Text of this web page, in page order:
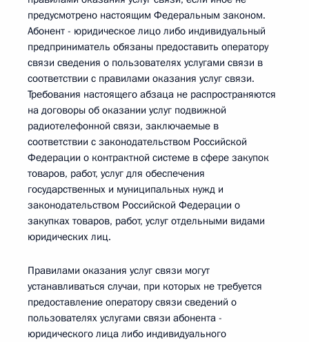
предусмотрено настоящим Федеральным законом.
Абонент - юридическое лицо либо индивидуальный
предприниматель обязаны предоставить оператору
связи сведения о пользователях услугами связи в
соответствии с правилами оказания услуг связи.
Требования настоящего абзаца не распространяются
на договоры об оказании услуг подвижной
радиотелефонной связи, заключаемые в
соответствии с законодательством Российской
Федерации о контрактной системе в сфере закупок
товаров, работ, услуг для обеспечения
государственных и муниципальных нужд и
законодательством Российской Федерации о
закупках товаров, работ, услуг отдельными видами
юридических лиц.
Правилами оказания услуг связи могут
устанавливаться случаи, при которых не требуется
предоставление оператору связи сведений о
пользователях услугами связи абонента -
юридического лица либо индивидуального